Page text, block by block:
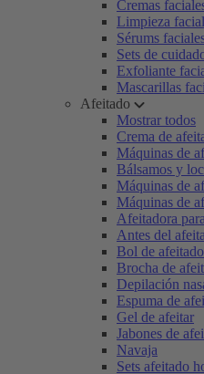
Cremas
Limpieza facial
Sérums
Sets de
Exfoliante
Mascarillas
Afeitado
Mostrar todos
Crema de
Máquinas de
Bálsamos y
Máquinas de
Máquinas de
Afeitadora
Antes del
Bol de afeitado
Brocha de
Depilación
Espuma de
Gel de afeitar
Jabones de
Navaja
Sets afeitado